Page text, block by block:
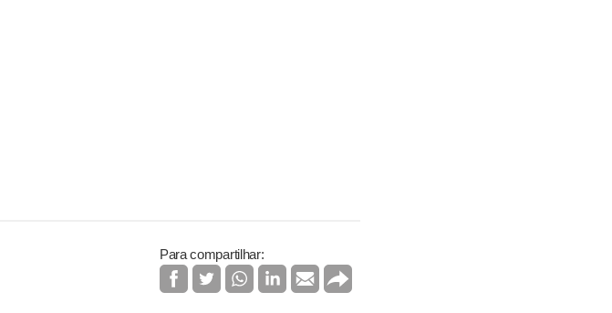
Para compartilhar: